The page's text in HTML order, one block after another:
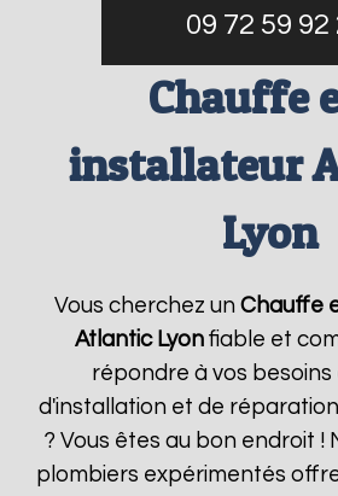
09 72 59 92
Chauffe
installateur
Lyon
Vous cherchez un Chauffe
Atlantic Lyonfiable et
répondre à vos besoins
d'installation et de
? Vous êtes au bon endroit !
plombiers expérimentés